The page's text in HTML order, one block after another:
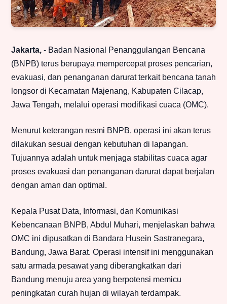
Jakarta, - Badan Nasional Penanggulangan Bencana
(BNPB) terus berupaya mempercepat proses pencarian,
evakuasi, dan penanganan darurat terkait bencana tanah
longsor di Kecamatan Majenang, Kabupaten Cilacap,
Jawa Tengah, melalui operasi modifikasi cuaca (OMC).
Menurut keterangan resmi BNPB, operasi ini akan terus
dilakukan sesuai dengan kebutuhan di lapangan.
Tujuannya adalah untuk menjaga stabilitas cuaca agar
proses evakuasi dan penanganan darurat dapat berjalan
dengan aman dan optimal.
Kepala Pusat Data, Informasi, dan Komunikasi
Kebencanaan BNPB, Abdul Muhari, menjelaskan bahwa
OMC ini dipusatkan di Bandara Husein Sastranegara,
Bandung, Jawa Barat. Operasi intensif ini menggunakan
satu armada pesawat yang diberangkatkan dari
Bandung menuju area yang berpotensi memicu
peningkatan curah hujan di wilayah terdampak.